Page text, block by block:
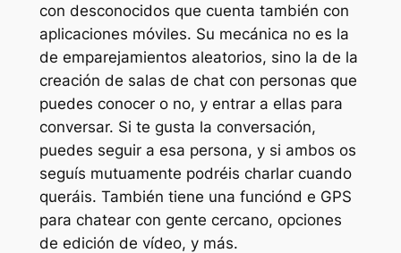
con desconocidos que cuenta también con
aplicaciones móviles. Su mecánica no es la
de emparejamientos aleatorios, sino la de la
creación de salas de chat con personas que
puedes conocer o no, y entrar a ellas para
conversar. Si te gusta la conversación,
puedes seguir a esa persona, y si ambos os
seguís mutuamente podréis charlar cuando
queráis. También tiene una funciónd e GPS
para chatear con gente cercano, opciones
de edición de vídeo, y más.